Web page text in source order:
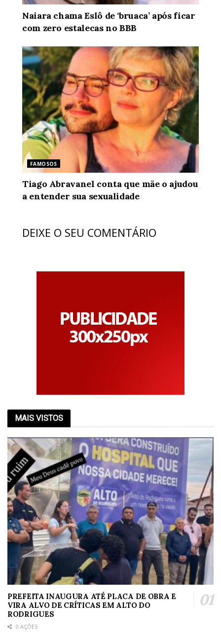
Naiara chama Eslô de ‘bruaca’ após ficar
com zero estalecas no BBB
FAMOSOS
Tiago Abravanel conta que mãe o ajudou
a entender sua sexualidade
DEIXE O SEU COMENTÁRIO
MAIS VISTOS
PREFEITA INAUGURA ATÉ PLACA DE OBRA E
VIRA ALVO DE CRÍTICAS EM ALTO DO
RODRIGUES
0 AÇÕES